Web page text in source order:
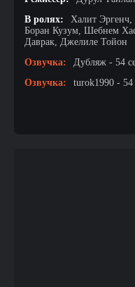
В ролях:
Халит Эргенч,
Боран Кузум, Шебнем
Даврак, Джелиле Тойон
Озвучка:
Дубляж - 54
Озвучка:
turok1990 - 54